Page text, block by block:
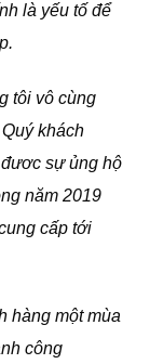
là yếu tố để
tôi vô cùng
khách
sự ủng hộ
năm 2019
cấp tới
hàng một mùa
công